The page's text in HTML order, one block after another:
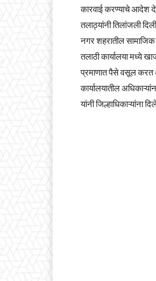
कारवाई करण्याचे आदेश
तलाठ्यांनी तिलांजली
नगर शहरातील सामाजिक
तलाठी कार्यालया मध्ये
प्रमाणात पैसे वसूल करत
कार्यालयातील
यांनी जिल्हाधिकाऱ्यांना